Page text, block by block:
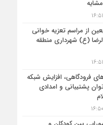
از مراسم تعزیه خوانی
(ع) شهرداری منطقه
فرودگاهی، افزایش شبکه
پشتیبانی و امدادی